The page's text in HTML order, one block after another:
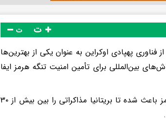
ت
فناوری پهپادی اوکراین به عنوان یکی از بهترین‌ها
بین‌المللی برای تأمین امنیت تنگه هرمز ایفا
جنگ ایران و ابزار تهران برای کنترل هوشمند تنگه هرمز باعث شده تا بریتانیا مذاکراتی را بین بیش از ۳۰